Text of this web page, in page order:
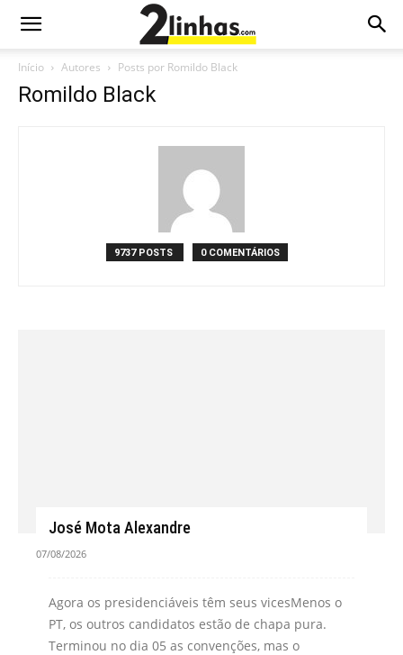
Início Autores Posts por Romildo Black
Romildo Black
9737 POSTS 0 COMENTÁRIOS
José Mota Alexandre
07/08/2026
Agora os presidenciáveis têm seus vicesMenos o
PT, os outros candidatos estão de chapa pura.
Terminou no dia 05 as convenções, mas o